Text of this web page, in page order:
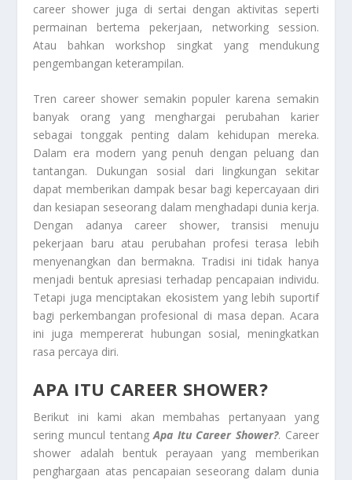
career shower juga di sertai dengan aktivitas seperti
permainan bertema pekerjaan, networking session.
Atau bahkan workshop singkat yang mendukung
pengembangan keterampilan.
Tren career shower semakin populer karena semakin
banyak orang yang menghargai perubahan karier
sebagai tonggak penting dalam kehidupan mereka.
Dalam era modern yang penuh dengan peluang dan
tantangan. Dukungan sosial dari lingkungan sekitar
dapat memberikan dampak besar bagi kepercayaan diri
dan kesiapan seseorang dalam menghadapi dunia kerja.
Dengan adanya career shower, transisi menuju
pekerjaan baru atau perubahan profesi terasa lebih
menyenangkan dan bermakna. Tradisi ini tidak hanya
menjadi bentuk apresiasi terhadap pencapaian individu.
Tetapi juga menciptakan ekosistem yang lebih suportif
bagi perkembangan profesional di masa depan. Acara
ini juga mempererat hubungan sosial, meningkatkan
rasa percaya diri.
APA ITU CAREER SHOWER?
Berikut ini kami akan membahas pertanyaan yang
sering muncul tentangApa Itu Career Shower?. Career
shower adalah bentuk perayaan yang memberikan
penghargaan atas pencapaian seseorang dalam dunia